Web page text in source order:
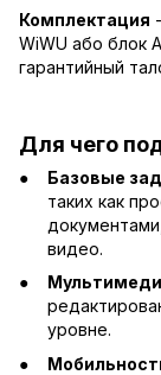
Комплектация
WiWU або блок
гарантийный
Для чего
Базовые
таких как
видео.
уровне.